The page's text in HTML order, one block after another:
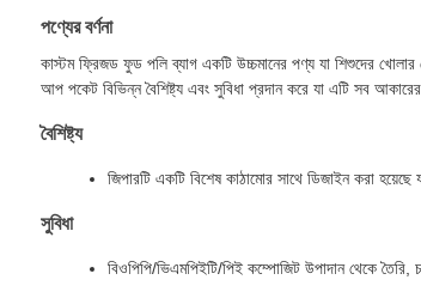
পণ্যের বর্ণনা
কাস্টম ফ্রিজড ফুড পলি ব্যাগ একটি উচ্চমানের পণ্য যা শিশুদের
আপ পকেট বিভিন্ন বৈশিষ্ট্য এবং সুবিধা প্রদান করে যা এটি সব
বৈশিষ্ট্য
জিপারটি একটি বিশেষ কাঠামোর সাথে ডিজাইন করা হয়েছে
সুবিধা
বিওপিপি/ভিএমপিইটি/পিই কম্পোজিট উপাদান থেকে তৈরি,